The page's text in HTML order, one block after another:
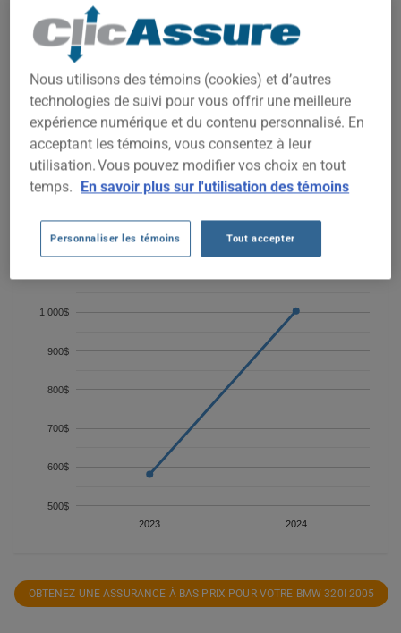
COÛTS D'ASSURANCE AUTO BMW
320I 2005 DEPUIS 2023.
Nous n'avons pas encore suffisamment de données
d'assurance auto pour ce véhicule.
Essayez un autre modèle ou une autre année, ou
commencez une soumission pour un prix personnalisé.
Pour trouver la meilleur assurance pour votre véhicule BMW
options disponibles.
2023 2024
500$
600$
700$
800$
900$
1 000$
OBTENEZ UNE ASSURANCE À BAS PRIX POUR VOTRE BMW 320I 2005
Nous utilisons des témoins (cookies) et d’autres
technologies de suivi pour vous offrir une meilleure
expérience numérique et du contenu personnalisé. En
acceptant les témoins, vous consentez à leur
utilisation. Vous pouvez modifier vos choix en tout
temps. En savoir plus sur l'utilisation des témoins
Personnaliser les témoins Tout accepter